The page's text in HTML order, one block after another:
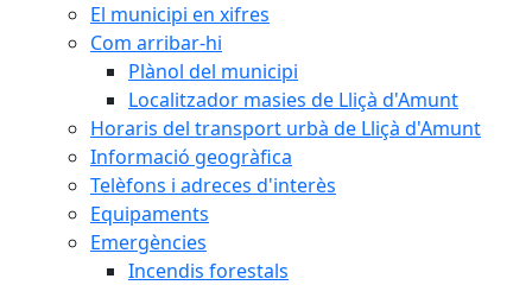
El municipi en xifres
Com arribar-hi
Plànol del municipi
Localitzador masies de Lliçà d'Amunt
Horaris del transport urbà de Lliçà d'Amunt
Informació geogràfica
Telèfons i adreces d'interès
Equipaments
Emergències
Incendis forestals